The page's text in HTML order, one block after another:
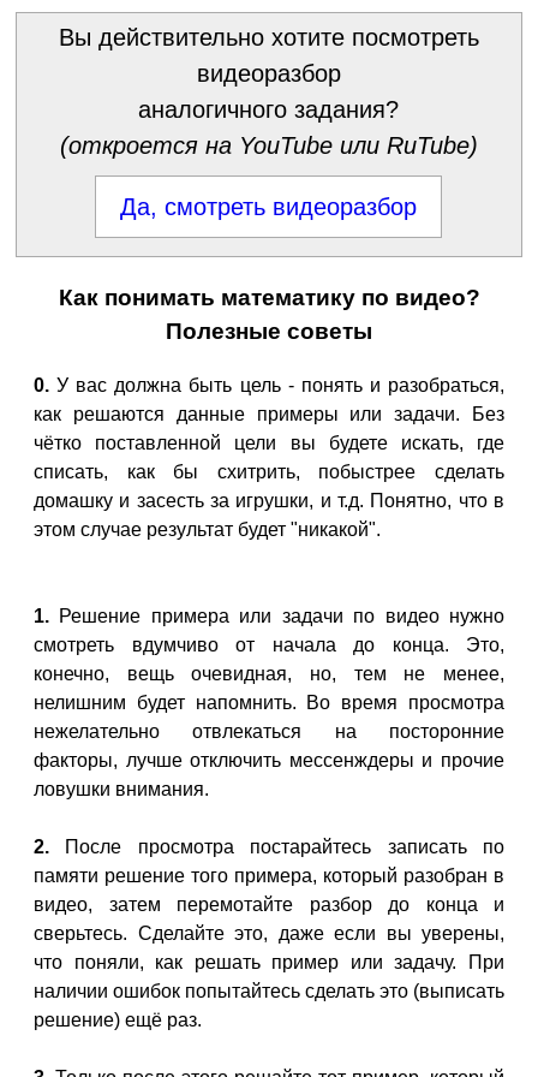
Вы действительно хотите посмотреть
видеоразбор
аналогичного задания?
(откроется на YouTube или RuTube)
Да, смотреть видеоразбор
Как понимать математику по видео?
Полезные советы
0. У вас должна быть цель - понять и разобраться,
как решаются данные примеры или задачи. Без
чётко поставленной цели вы будете искать, где
списать, как бы схитрить, побыстрее сделать
домашку и засесть за игрушки, и т.д. Понятно, что в
этом случае результат будет "никакой".
1. Решение примера или задачи по видео нужно
смотреть вдумчиво от начала до конца. Это,
конечно, вещь очевидная, но, тем не менее,
нелишним будет напомнить. Во время просмотра
нежелательно отвлекаться на посторонние
факторы, лучше отключить мессенждеры и прочие
ловушки внимания.
2. После просмотра постарайтесь записать по
памяти решение того примера, который разобран в
видео, затем перемотайте разбор до конца и
сверьтесь. Сделайте это, даже если вы уверены,
что поняли, как решать пример или задачу. При
наличии ошибок попытайтесь сделать это (выписать
решение) ещё раз.